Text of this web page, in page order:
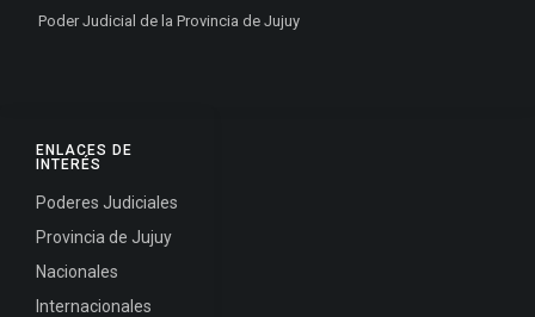
ENLACES DE
INTERÉS
Poderes Judiciales
Provincia de Jujuy
Nacionales
Internacionales
Poder Judicial de la Provincia de Jujuy